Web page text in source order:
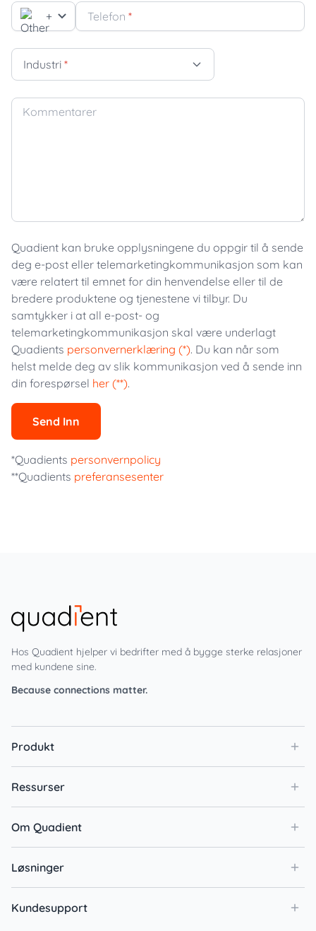
+ Telefon *
Industri *
Kommentarer
Quadient kan bruke opplysningene du oppgir til å sende
deg e-post eller telemarketingkommunikasjon som kan
være relatert til emnet for din henvendelse eller til de
bredere produktene og tjenestene vi tilbyr. Du
samtykker i at all e-post- og
telemarketingkommunikasjon skal være underlagt
Quadients personvernerklæring (*). Du kan når som
helst melde deg av slik kommunikasjon ved å sende inn
din forespørsel her (**).
Send Inn
*Quadients personvernpolicy
**Quadients preferansesenter
Hos Quadient hjelper vi bedrifter med å bygge sterke relasjoner
med kundene sine.
Because connections matter.
Produkt
Ressurser
Om Quadient
Løsninger
Kundesupport